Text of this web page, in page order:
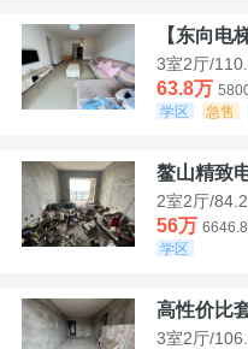
【东向电
3室2厅/
63.8万
学区
急售
鳌山精致
2室2厅/
56万
学区
高性价比
3室2厅/